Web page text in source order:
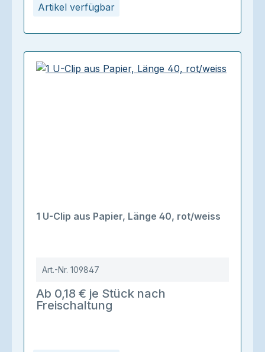
Artikel verfügbar
1 U-Clip aus Papier, Länge 40, rot/weiss
Art.-Nr. 109847
Ab 0,18 € je Stück nach
Freischaltung